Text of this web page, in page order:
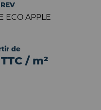
ECO APPLE
de
/ m²